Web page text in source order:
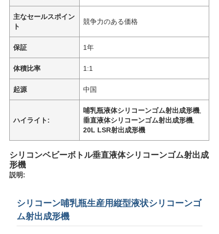
主なセールスポイン
ト
競争力のある価格
保証 1年
体積比率 1:1
起源 中国
ハイライト:
哺乳瓶液体シリコーンゴム射出成形機
垂直液体シリコーンゴム射出成形機
20L LSR射出成形機
シリコンベビーボトル垂直液体シリコーンゴム射出成
形機
説明:
シリコーン哺乳瓶生産用縦型液状シリコーンゴ
ム射出成形機